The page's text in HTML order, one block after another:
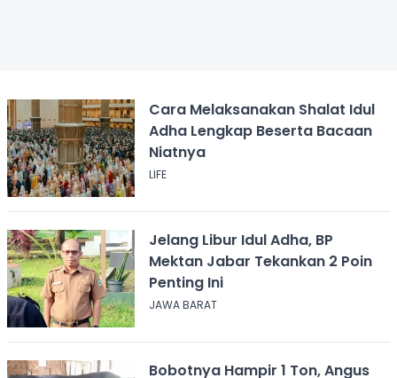
Cara Melaksanakan Shalat Idul
Adha Lengkap Beserta Bacaan
Niatnya
LIFE
Jelang Libur Idul Adha, BP
Mektan Jabar Tekankan 2 Poin
Penting Ini
JAWA BARAT
Bobotnya Hampir 1 Ton, Angus